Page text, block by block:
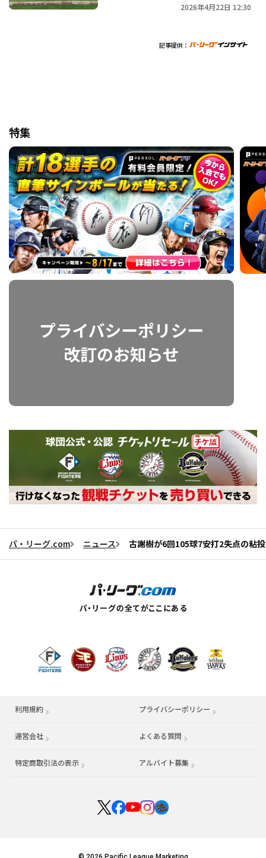
2026年4月22日 12:30
記事提供：
特集
パ・リーグ.com ニュース 古謝樹が6回105球7安打2失点の粘
利用規約 プライバシーポリシー
運営会社 （別ウィンドウで開く） よくある質問
特定商取引法の表示 アルバイト募集 （別ウィンドウで開く